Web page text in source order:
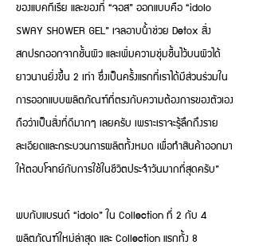
ของแบคทีเรีย และของที่ “จอส” ออกแบบคือ “idolo
SWAY SHOWER GEL” เจลอาบน้ำช่วย Detox สิ่ง
สกปรกออกจากชั้นผิว และเพิ่มความชุ่มชื้นไว้บนผิวได้
ยาวนานยิ่งขึ้น 2 เท่า ซึ่งเป็นครั้งแรกที่เราได้มีส่วนร่วมใน
การออกแบบผลิตภัณฑ์ที่ตรงกับความต้องการของตัวเอง
ถือว่าเป็นสิ่งที่ดีมากๆ เลยครับ เพราะเราจะรู้ลึกถึงราย
ละเอียดและกระบวนการผลิตทั้งหมด เพื่อทำสินค้าออกมา
ให้ตอบโจทย์กับการใช้ในชีวิตประจำวันมากที่สุดครับ”
พบกับแบรนด์ “idolo” ใน Collection ที่ 2 กับ 4
ผลิตภัณฑ์ใหม่ล่าสุด และ Collection แรกทั้ง 8